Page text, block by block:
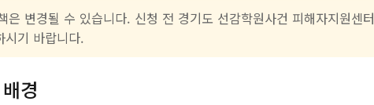
변경될 수 있습니다. 신청 전 경기도 선감학원사건 피해자지원센터
기 바랍니다.
경